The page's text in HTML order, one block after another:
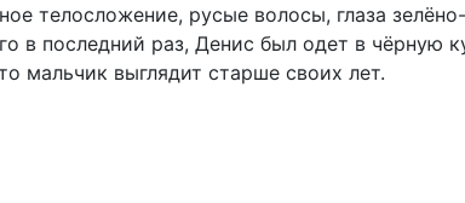
телосложение, русые волосы, глаза
в последний раз, Денис был одет в чёрную
мальчик выглядит старше своих лет.